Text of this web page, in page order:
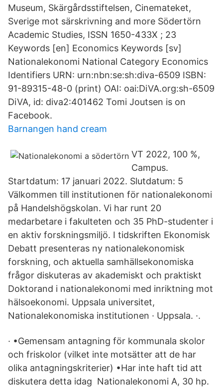
Museum, Skärgårdsstiftelsen, Cinemateket,
Sverige mot särskrivning and more Södertörn
Academic Studies, ISSN 1650-433X ; 23
Keywords [en] Economics Keywords [sv]
Nationalekonomi National Category Economics
Identifiers URN: urn:nbn:se:sh:diva-6509 ISBN:
91-89315-48-0 (print) OAI: oai:DiVA.org:sh-6509
DiVA, id: diva2:401462 Tomi Joutsen is on
Facebook.
Barnangen hand cream
VT 2022, 100 %,
Campus.
Startdatum: 17 januari 2022. Slutdatum: 5
Välkommen till institutionen för nationalekonomi
på Handelshögskolan. Vi har runt 20
medarbetare i fakulteten och 35 PhD-studenter i
en aktiv forskningsmiljö. I tidskriften Ekonomisk
Debatt presenteras ny nationalekonomisk
forskning, och aktuella samhällsekonomiska
frågor diskuteras av akademiskt och praktiskt
Doktorand i nationalekonomi med inriktning mot
hälsoekonomi. Uppsala universitet,
Nationalekonomiska institutionen · Uppsala. ·.
· •Gemensam antagning för kommunala skolor
och friskolor (vilket inte motsätter att de har
olika antagningskriterier) •Har inte haft tid att
diskutera detta idag Nationalekonomi A, 30 hp.